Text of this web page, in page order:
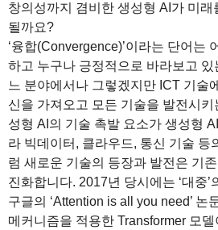
창의성까지 겸비한 생성형 AI가 미래
될까요?
‘융합(Convergence)’이라는 단어는
하고 누구나 긍정적으로 바라보고 있
느 분야에서나 그렇겠지만 ICT 기술
신을 가져오고 모든 기술을 발전시
성형 AI의 기술 촉발 요소가 생성형
라 빅데이터, 클라우드, 통신 기술 등
럼 새로운 기술의 등장과 발전은 기
진화합니다. 2017년 당시에는 ‘대중
구글의 ‘Attention is all you need’ 논
메커니즘을 적용한 Transformer 모